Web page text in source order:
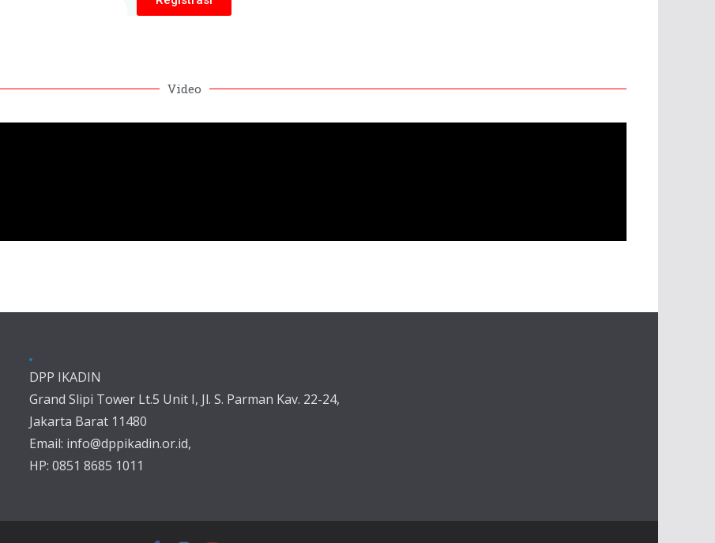
Video
DPP IKADIN
Grand Slipi Tower Lt.5 Unit I, Jl. S. Parman Kav. 22-24,
Jakarta Barat 11480
Email: info@dppikadin.or.id,
HP: 0851 8685 1011